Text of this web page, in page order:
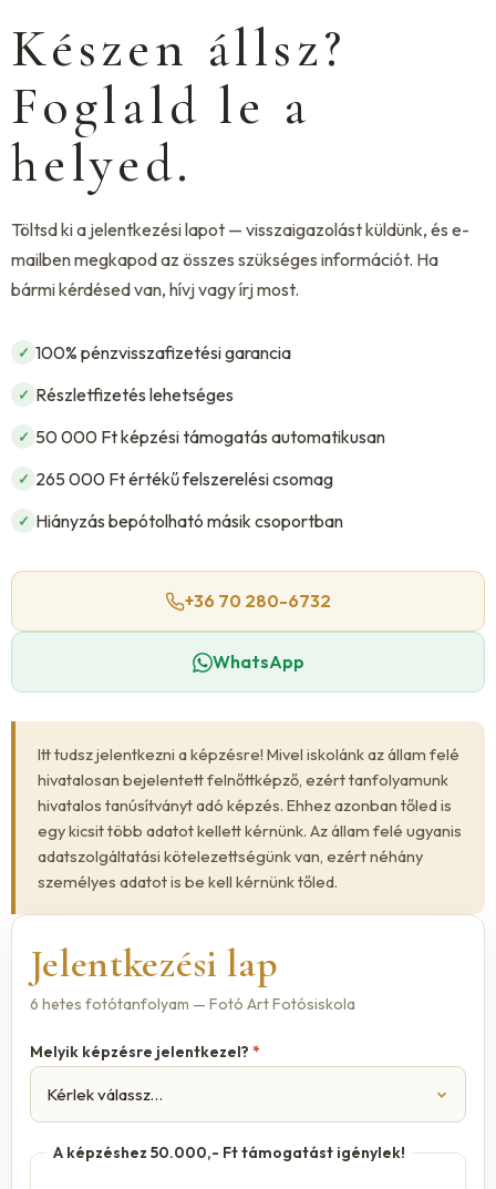
Készen állsz?
Foglald le a
helyed.
Töltsd ki a jelentkezési lapot — visszaigazolást küldünk, és e-
mailben megkapod az összes szükséges információt. Ha
bármi kérdésed van, hívj vagy írj most.
✓ 100% pénzvisszafizetési garancia
✓ Részletfizetés lehetséges
✓ 50 000 Ft képzési támogatás automatikusan
✓ 265 000 Ft értékű felszerelési csomag
✓ Hiányzás bepótolható másik csoportban
+36 70 280-6732
WhatsApp
Itt tudsz jelentkezni a képzésre! Mivel iskolánk az állam felé
hivatalosan bejelentett felnőttképző, ezért tanfolyamunk
hivatalos tanúsítványt adó képzés. Ehhez azonban tőled is
egy kicsit több adatot kellett kérnünk. Az állam felé ugyanis
adatszolgáltatási kötelezettségünk van, ezért néhány
személyes adatot is be kell kérnünk tőled.
Jelentkezési lap
6 hetes fotótanfolyam — Fotó Art Fotósiskola
Melyik képzésre jelentkezel? *
A képzéshez 50.000,- Ft támogatást igénylek!